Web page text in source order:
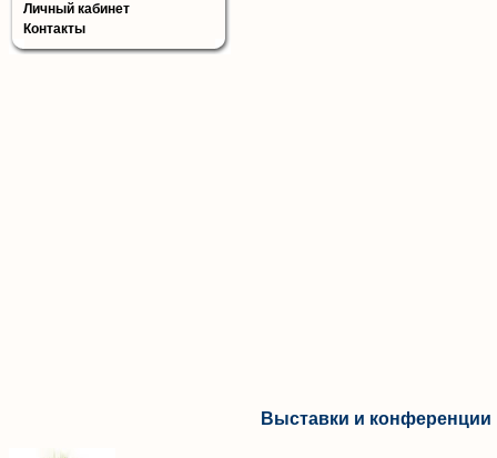
Личный кабинет
Контакты
Выставки и конференции